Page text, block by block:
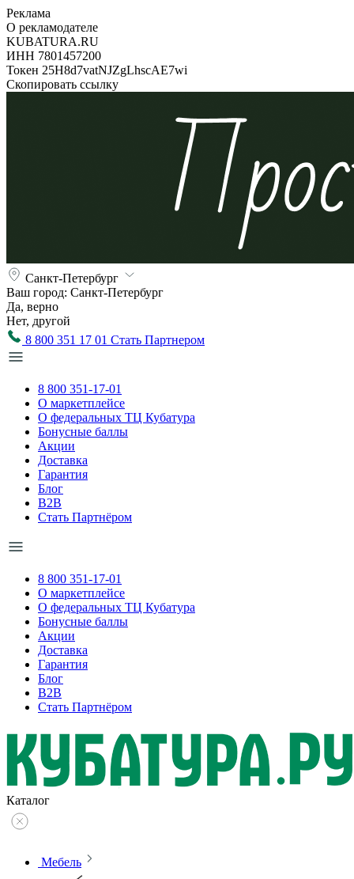
Реклама
О рекламодателе
KUBATURA.RU
ИНН 7801457200
Токен 25H8d7vatNJZgLhscAE7wi
Скопировать ссылку
Санкт-Петербург
Ваш город: Санкт-Петербург
Да, верно
Нет, другой
8 800 351 17 01 Стать Партнером
8 800 351-17-01
О маркетплейсе
О федеральных ТЦ Кубатура
Бонусные баллы
Акции
Доставка
Гарантия
Блог
B2B
Стать Партнёром
8 800 351-17-01
О маркетплейсе
О федеральных ТЦ Кубатура
Бонусные баллы
Акции
Доставка
Гарантия
Блог
B2B
Стать Партнёром
Каталог
Мебель